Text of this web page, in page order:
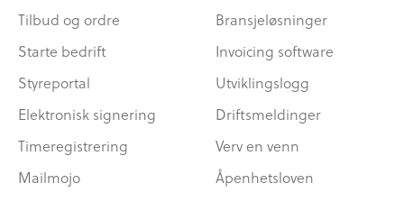
Tilbud og ordre
Starte bedrift
Styreportal
Elektronisk signering
Timeregistrering
Mailmojo
Bransjeløsninger
Invoicing software
Utviklingslogg
Driftsmeldinger
Verv en venn
Åpenhetsloven